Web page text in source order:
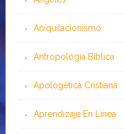
Aniquilacionismo
Antropología Bíblica
Apologética Cristiana
Aprendizaje En Línea